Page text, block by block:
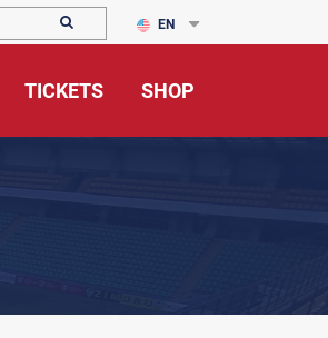
EN
TICKETS SHOP